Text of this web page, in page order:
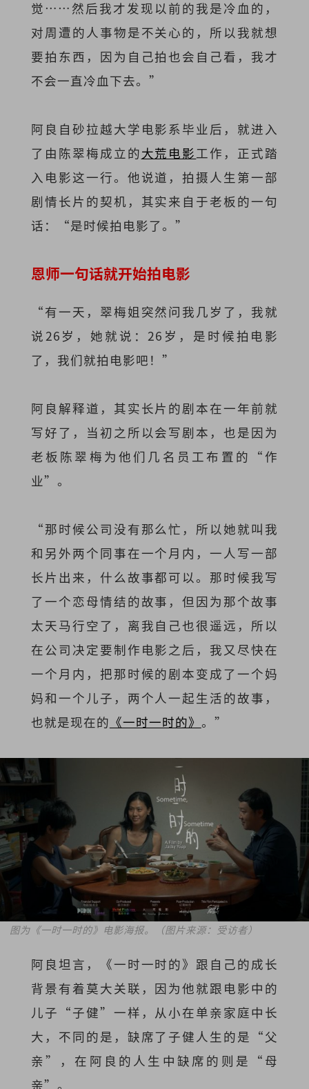
觉……然后我才发现以前的我是冷血的，
对周遭的人事物是不关心的，所以我就想
要拍东西，因为自己拍也会自己看，我才
不会一直冷血下去。”
阿良自砂拉越大学电影系毕业后，就进入
了由陈翠梅成立的大荒电影工作，正式踏
入电影这一行。他说道，拍摄人生第一部
剧情长片的契机，其实来自于老板的一句
话：“是时候拍电影了。”
恩师一句话就开始拍电影
“有一天，翠梅姐突然问我几岁了，我就
说26岁，她就说：26岁，是时候拍电影
了，我们就拍电影吧！”
阿良解释道，其实长片的剧本在一年前就
写好了，当初之所以会写剧本，也是因为
老板陈翠梅为他们几名员工布置的“作
业”。
“那时候公司没有那么忙，所以她就叫我
和另外两个同事在一个月内，一人写一部
长片出来，什么故事都可以。那时候我写
了一个恋母情结的故事，但因为那个故事
太天马行空了，离我自己也很遥远，所以
在公司决定要制作电影之后，我又尽快在
一个月内，把那时候的剧本变成了一个妈
妈和一个儿子，两个人一起生活的故事，
也就是现在的 《一时一时的》 。”
图为《一时一时的》电影海报。（图片来源：受访者）
阿良坦言，《一时一时的》跟自己的成长
背景有着莫大关联，因为他就跟电影中的
儿子“子健”一样，从小在单亲家庭中长
大，不同的是，缺席了子健人生的是“父
亲”，在阿良的人生中缺席的则是“母
亲”。